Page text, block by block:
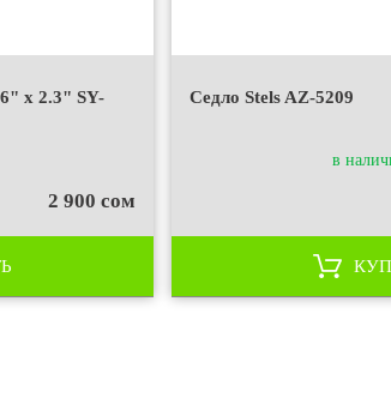
x 2.3" SY-
2 900 сом
Седло Stels AZ-5209
в